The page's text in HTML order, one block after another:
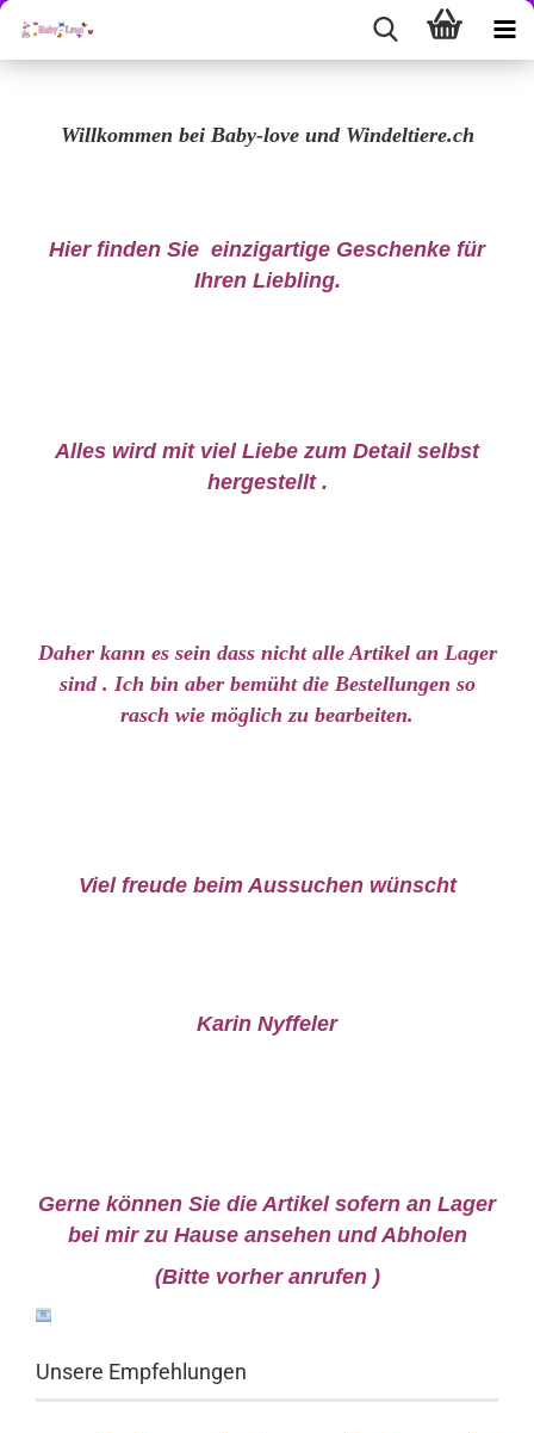
Willkommen bei Baby-love und Windeltiere.ch
Hier finden Sie einzigartige Geschenke für
Ihren Liebling.
Alles wird mit viel Liebe zum Detail selbst
hergestellt .
Daher kann es sein dass nicht alle Artikel an Lager
sind . Ich bin aber bemüht die Bestellungen so
rasch wie möglich zu bearbeiten.
Viel freude beim Aussuchen wünscht
Karin Nyffeler
Gerne können Sie die Artikel sofern an Lager
bei mir zu Hause ansehen und Abholen
(Bitte vorher anrufen )
Unsere Empfehlungen